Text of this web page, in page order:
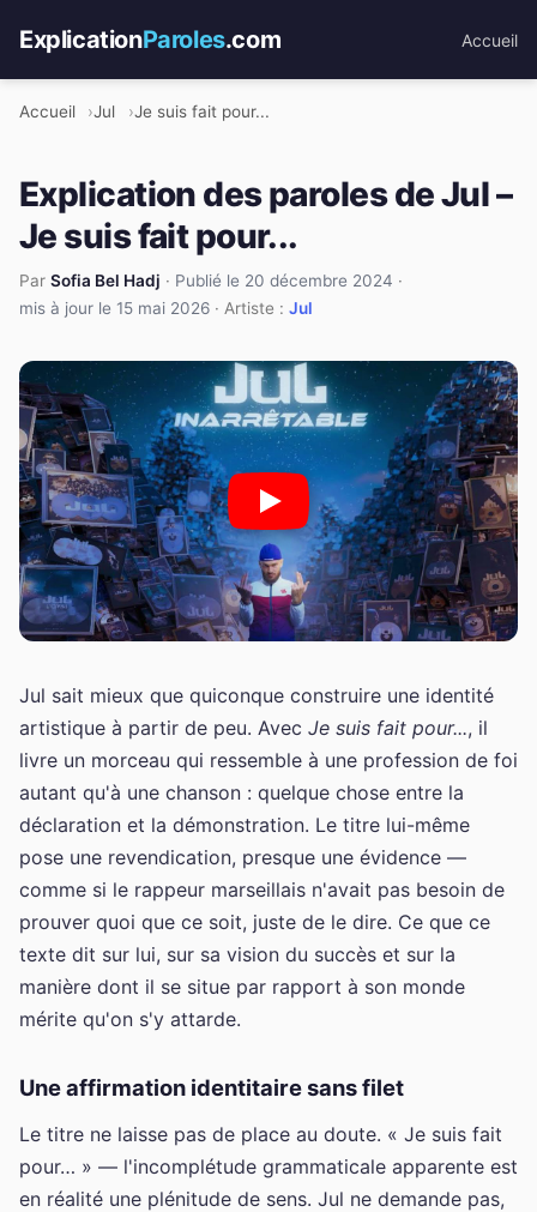
ExplicationParoles.com Accueil
Accueil Jul Je suis fait pour...
Explication des paroles de Jul –
Je suis fait pour...
Par Sofia Bel Hadj · Publié le 20 décembre 2024 ·
mis à jour le 15 mai 2026 · Artiste : Jul
Jul sait mieux que quiconque construire une identité
artistique à partir de peu. Avec Je suis fait pour..., il
livre un morceau qui ressemble à une profession de foi
autant qu'à une chanson : quelque chose entre la
déclaration et la démonstration. Le titre lui-même
pose une revendication, presque une évidence —
comme si le rappeur marseillais n'avait pas besoin de
prouver quoi que ce soit, juste de le dire. Ce que ce
texte dit sur lui, sur sa vision du succès et sur la
manière dont il se situe par rapport à son monde
mérite qu'on s'y attarde.
Une affirmation identitaire sans filet
Le titre ne laisse pas de place au doute. « Je suis fait
pour… » — l'incomplétude grammaticale apparente est
en réalité une plénitude de sens. Jul ne demande pas,